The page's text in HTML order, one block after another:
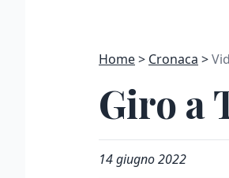
Home Cronaca
Giro a
14 giugno 2022